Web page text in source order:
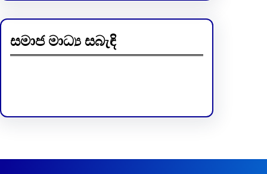
සමාජ මාධ්‍ය සබැඳි